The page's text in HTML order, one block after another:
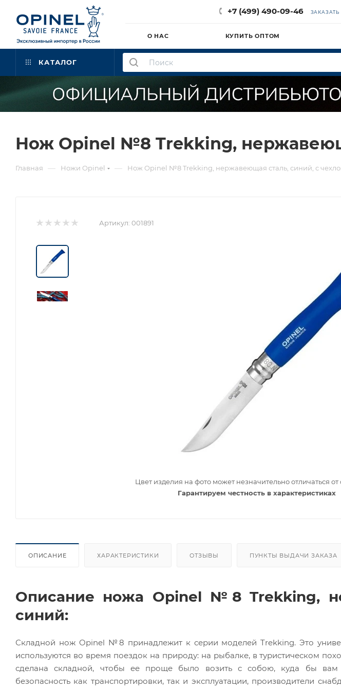
+7 (499) 490-09-46
О НАС КУПИТЬ ОПТОМ
КАТАЛОГ
Нож Opinel №8 Trekking,
Главная — Ножи Opinel — Нож Opinel №8 Trekking, нержавеющая сталь, синий, с
Артикул: 001891
Цвет изделия на фото может незначительно отличаться
Гарантируем честность в характеристиках
ОПИСАНИЕ ХАРАКТЕРИСТИКИ ОТЗЫВЫ ПУНКТЫ ВЫДАЧИ ЗАКАЗА
Описание ножа Opinel №8 Trekking,
синий:
Складной нож Opinel №8 принадлежит к серии моделей Trekking. Это
используются во время поездок на природу: на рыбалке, в туристическом
сделана складной, чтобы ее проще было возить с собою, куда бы вам
безопасность как транспортировки, так и эксплуатации, производители